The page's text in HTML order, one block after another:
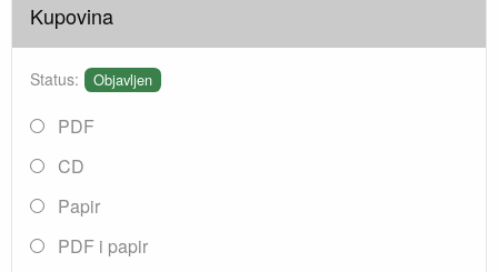
Kupovina
Status: Objavljen
PDF
CD
Papir
PDF i papir